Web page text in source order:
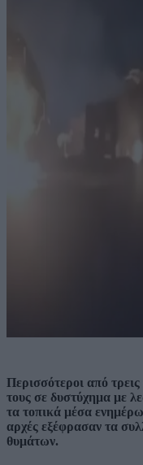
Περισσότεροι από
τους σε δυστύχημα με
τα τοπικά μέσα
αρχές εξέφρασαν τα
θυμάτων.